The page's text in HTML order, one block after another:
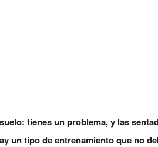
tienes un problema, y las
un tipo de entrenamiento que no